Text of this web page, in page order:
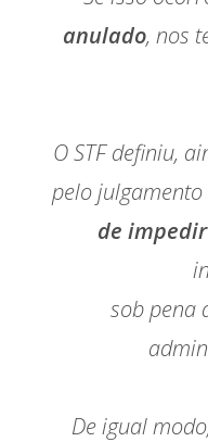
anulado, nos
O STF definiu,
pelo
de
sob pena
De igual